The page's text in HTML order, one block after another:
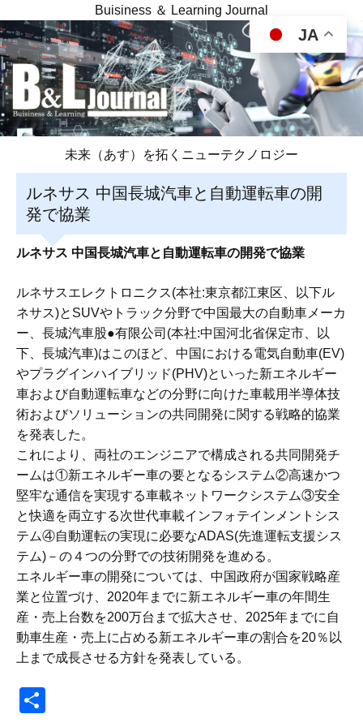
Buisiness ＆ Learning Journal
未来（あす）を拓くニューテクノロジー
ルネサス 中国長城汽車と自動運転車の開
発で協業
ルネサス 中国長城汽車と自動運転車の開発で協業
ルネサスエレクトロニクス(本社:東京都江東区、以下ル
ネサス)とSUVやトラック分野で中国最大の自動車メーカ
ー、長城汽車股●有限公司(本社:中国河北省保定市、以
下、長城汽車)はこのほど、中国における電気自動車(EV)
やプラグインハイブリッド(PHV)といった新エネルギー
車および自動運転車などの分野に向けた車載用半導体技
術およびソリューションの共同開発に関する戦略的協業
を発表した。
これにより、両社のエンジニアで構成される共同開発チ
ームは①新エネルギー車の要となるシステム②高速かつ
堅牢な通信を実現する車載ネットワークシステム③安全
と快適を両立する次世代車載インフォテインメントシス
テム④自動運転の実現に必要なADAS(先進運転支援シス
テム)－の４つの分野での技術開発を進める。
エネルギー車の開発については、中国政府が国家戦略産
業と位置づけ、2020年までに新エネルギー車の年間生
産・売上台数を200万台まで拡大させ、2025年までに自
動車生産・売上に占める新エネルギー車の割合を20％以
上まで成長させる方針を発表している。
JA